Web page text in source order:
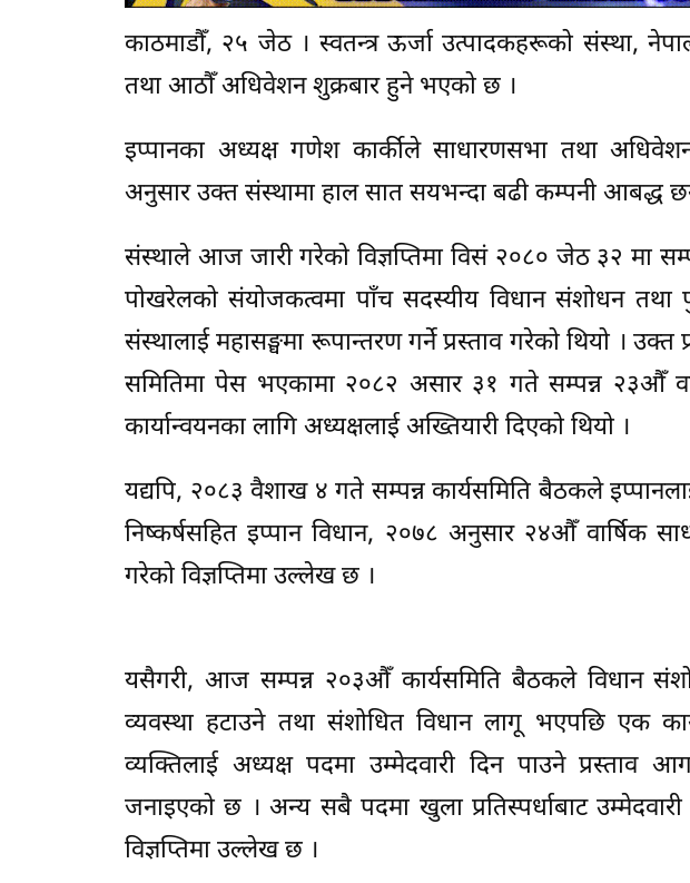
काठमाडौँ, २५ जेठ । स्वतन्त्र ऊर्जा उत्पादकहरूको संस्था,
तथा आठौँ अधिवेशन शुक्रबार हुने भएको छ ।
इप्पानका अध्यक्ष गणेश कार्कीले साधारणसभा तथा
अनुसार उक्त संस्थामा हाल सात सयभन्दा बढी कम्पनी आबद्ध
संस्थाले आज जारी गरेको विज्ञप्तिमा विसं २०८० जेठ ३२ मा
पोखरेलको संयोजकत्वमा पाँच सदस्यीय विधान संशोधन तथा
संस्थालाई महासङ्घमा रूपान्तरण गर्ने प्रस्ताव गरेको थियो ।
समितिमा पेस भएकामा २०८२ असार ३१ गते सम्पन्न २३औँ
कार्यान्वयनका लागि अध्यक्षलाई अख्तियारी दिएको थियो ।
यद्यपि, २०८३ वैशाख ४ गते सम्पन्न कार्यसमिति बैठकले
निष्कर्षसहित इप्पान विधान, २०७८ अनुसार २४औँ वार्षिक
गरेको विज्ञप्तिमा उल्लेख छ ।
यसैगरी, आज सम्पन्न २०३औँ कार्यसमिति बैठकले विधान
व्यवस्था हटाउने तथा संशोधित विधान लागू भएपछि एक
व्यक्तिलाई अध्यक्ष पदमा उम्मेदवारी दिन पाउने प्रस्ताव
जनाइएको छ । अन्य सबै पदमा खुला प्रतिस्पर्धाबाट
विज्ञप्तिमा उल्लेख छ ।